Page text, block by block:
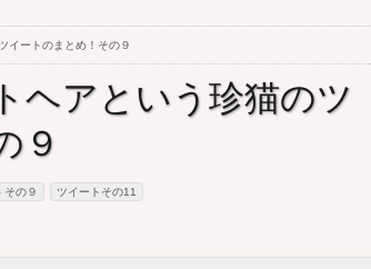
イートのまとめ！その９
ヘアという珍猫のツ
９
その９ ツイートその11